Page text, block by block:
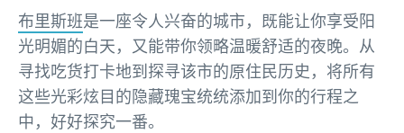
布里斯班是一座令人兴奋的城市，既能让你享受阳
光明媚的白天，又能带你领略温暖舒适的夜晚。从
寻找吃货打卡地到探寻该市的原住民历史，将所有
这些光彩炫目的隐藏瑰宝统统添加到你的行程之
中，好好探究一番。